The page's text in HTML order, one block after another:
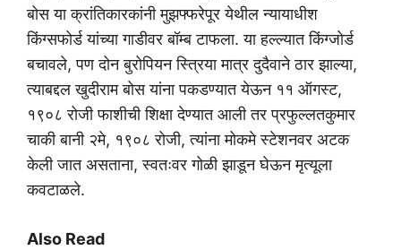
बोस या क्रांतिकारकांनी मुझफ्फरेपूर येथील न्यायाधीश
किंग्सफोर्ड यांच्या गाडीवर बॉम्ब टाफला. या हल्ल्यात किंग्जोर्ड
बचावले, पण दोन बुरोपियन स्त्रिया मात्र दुदैवाने ठार झाल्या,
त्याबद्दल खुदीराम बोस यांना पकडण्यात येऊन ११ ऑगस्ट,
१९०८ रोजी फाशीची शिक्षा देण्यात आली तर प्रफुल्लतकुमार
चाकी बानी २मे, १९०८ रोजी, त्यांना मोकमे स्टेशनवर अटक
केली जात असताना, स्वतःवर गोळी झाडून घेऊन मृत्यूला
कवटाळले.
Also Read